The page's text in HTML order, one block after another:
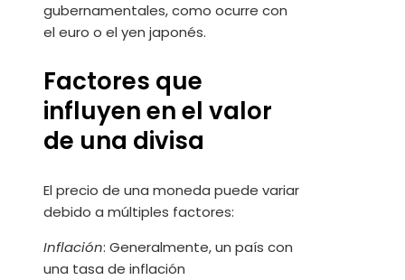
gubernamentales, como ocurre con
el euro o el yen japonés.
Factores que
influyen en el valor
de una divisa
El precio de una moneda puede variar
debido a múltiples factores:
Inflación: Generalmente, un país con
una tasa de inflación